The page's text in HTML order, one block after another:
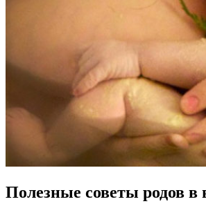
Полезные советы родов в